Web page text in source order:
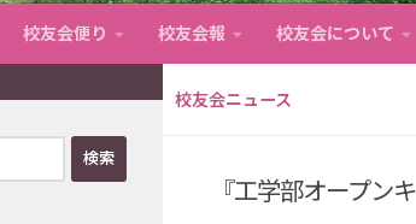
校友会便り 校友会報 校友会について
校友会ニュース
『工学部オープン